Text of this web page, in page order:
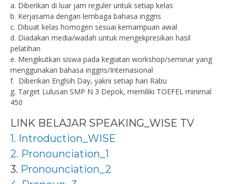
a. Diberikan di luar jam reguler untuk setiap kelas
b. Kerjasama dengan lembaga bahasa inggris
c. Dibuat kelas homogen sesuai kemampuan awal
d. Diadakan media/wadah untuk mengekpresikan hasil
pelatihan
e. Mengikutkan siswa pada kegiatan workshop/seminar yang
menggunakan bahasa inggris/Internasional
f. Diberikan Englsih Day, yakni setiap hari Rabu
g. Target Lulusan SMP N 3 Depok, memiliki TOEFEL minimal
450
LINK BELAJAR SPEAKING_WISE TV
1. Introduction_WISE
2. Pronounciation_1
3. Pronounciation_2